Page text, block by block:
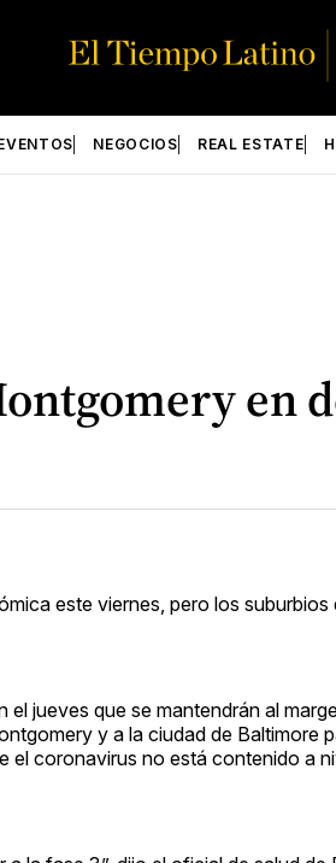
NEGOCIOS REAL ESTATE
en
este viernes, pero los
jueves que se mantendrán al
y a la ciudad de Baltimore
coronavirus no está contenido a